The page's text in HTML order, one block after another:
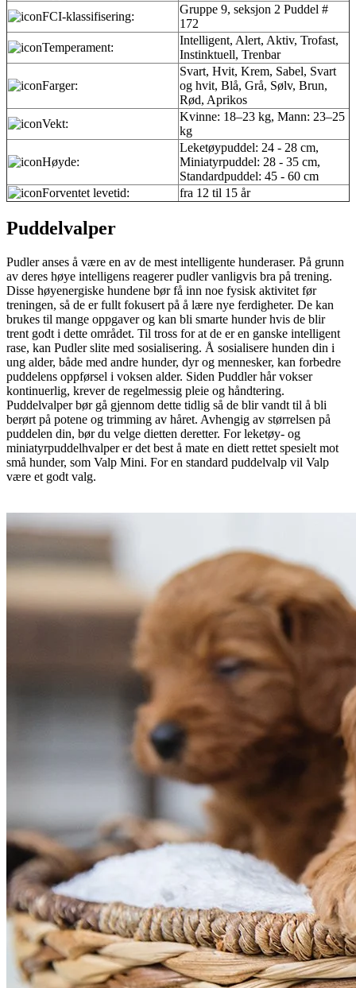
FCI-klassifisering:
Gruppe 9, seksjon 2 Puddel #
172
Temperament:
Intelligent, Alert, Aktiv, Trofast,
Instinktuell, Trenbar
Farger:
Svart, Hvit, Krem, Sabel, Svart
og hvit, Blå, Grå, Sølv, Brun,
Rød, Aprikos
Vekt:
Kvinne: 18–23 kg, Mann: 23–25
kg
Høyde:
Leketøypuddel: 24 - 28 cm,
Miniatyrpuddel: 28 - 35 cm,
Standardpuddel: 45 - 60 cm
Forventet levetid:
fra 12 til 15 år
Puddelvalper
Pudler anses å være en av de mest intelligente hunderaser. På grunn
av deres høye intelligens reagerer pudler vanligvis bra på trening.
Disse høyenergiske hundene bør få inn noe fysisk aktivitet før
treningen, så de er fullt fokusert på å lære nye ferdigheter. De kan
brukes til mange oppgaver og kan bli smarte hunder hvis de blir
trent godt i dette området. Til tross for at de er en ganske intelligent
rase, kan Pudler slite med sosialisering. Å sosialisere hunden din i
ung alder, både med andre hunder, dyr og mennesker, kan forbedre
puddelens oppførsel i voksen alder. Siden Puddler hår vokser
kontinuerlig, krever de regelmessig pleie og håndtering.
Puddelvalper bør gå gjennom dette tidlig så de blir vandt til å bli
berørt på potene og trimming av håret. Avhengig av størrelsen på
puddelen din, bør du velge dietten deretter. For leketøy- og
miniatyrpuddelhvalper er det best å mate en diett rettet spesielt mot
små hunder, som Valp Mini. For en standard puddelvalp vil Valp
være et godt valg.